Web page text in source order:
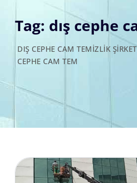
Tag: dış cephe
DIŞ CEPHE CAM TEMIZLIK
CEPHE CAM TEM